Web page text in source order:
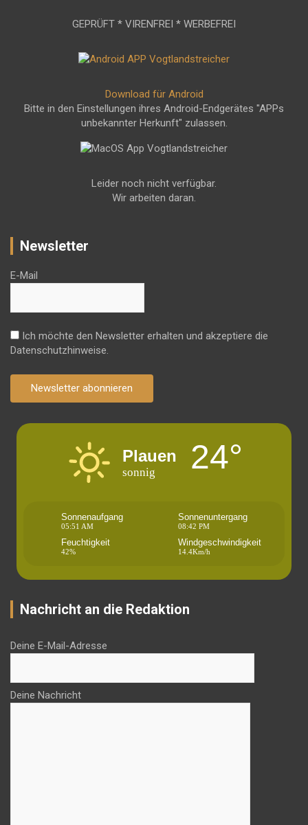
GEPRÜFT * VIRENFREI * WERBEFREI
Download für Android
Bitte in den Einstellungen ihres Android-Endgerätes "APPs
unbekannter Herkunft" zulassen.
Leider noch nicht verfügbar.
Wir arbeiten daran.
Newsletter
E-Mail
Ich möchte den Newsletter erhalten und akzeptiere die
Datenschutzhinweise.
Newsletter abonnieren
Plauen
sonnig 24°
Sonnenaufgang
05:51 AM
Sonnenuntergang
08:42 PM
Feuchtigkeit
42%
Windgeschwindigkeit
14.4Km/h
Nachricht an die Redaktion
Deine E-Mail-Adresse
Deine Nachricht